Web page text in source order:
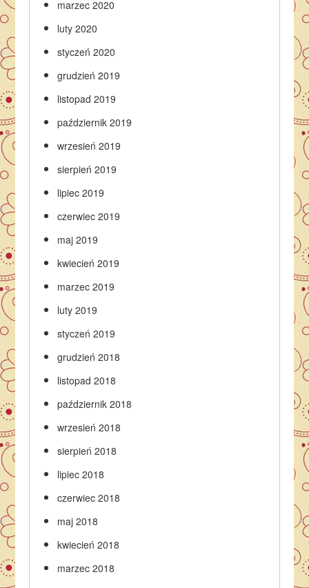
marzec 2020
luty 2020
styczeń 2020
grudzień 2019
listopad 2019
październik 2019
wrzesień 2019
sierpień 2019
lipiec 2019
czerwiec 2019
maj 2019
kwiecień 2019
marzec 2019
luty 2019
styczeń 2019
grudzień 2018
listopad 2018
październik 2018
wrzesień 2018
sierpień 2018
lipiec 2018
czerwiec 2018
maj 2018
kwiecień 2018
marzec 2018